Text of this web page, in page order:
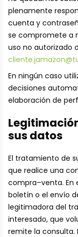
plenamente
cuenta y
se compromete a
uso no autorizado
En ningún caso
decisiones
elaboración de
sus datos
El tratamiento de
que realice una
compra–venta. En
boletín o el envío
legitimadora del
interesado, que
remite la consulta.